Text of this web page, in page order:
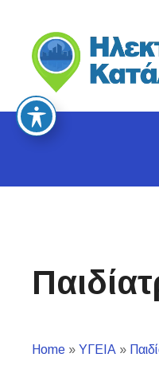
Home » ΥΓΕΙΑ »